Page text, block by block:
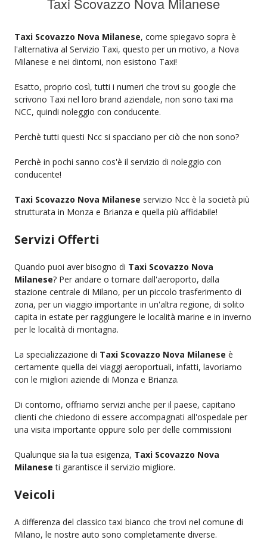
Taxi Scovazzo Nova Milanese, come spiegavo sopra è
l'alternativa al Servizio Taxi, questo per un motivo, a Nova
Milanese e nei dintorni, non esistono Taxi!
Esatto, proprio così, tutti i numeri che trovi su google che
scrivono Taxi nel loro brand aziendale, non sono taxi ma
NCC, quindi noleggio con conducente.
Perchè tutti questi Ncc si spacciano per ciò che non sono?
Perchè in pochi sanno cos'è il servizio di noleggio con
conducente!
Taxi Scovazzo Nova Milanese servizio Ncc è la società più
strutturata in Monza e Brianza e quella più affidabile!
Servizi Offerti
Quando puoi aver bisogno di Taxi Scovazzo Nova
Milanese? Per andare o tornare dall'aeroporto, dalla
stazione centrale di Milano, per un piccolo trasferimento di
zona, per un viaggio importante in un'altra regione, di solito
capita in estate per raggiungere le località marine e in inverno
per le località di montagna.
La specializzazione di Taxi Scovazzo Nova Milanese è
certamente quella dei viaggi aeroportuali, infatti, lavoriamo
con le migliori aziende di Monza e Brianza.
Di contorno, offriamo servizi anche per il paese, capitano
clienti che chiedono di essere accompagnati all'ospedale per
una visita importante oppure solo per delle commissioni
Qualunque sia la tua esigenza, Taxi Scovazzo Nova
Milanese ti garantisce il servizio migliore.
Veicoli
A differenza del classico taxi bianco che trovi nel comune di
Milano, le nostre auto sono completamente diverse.